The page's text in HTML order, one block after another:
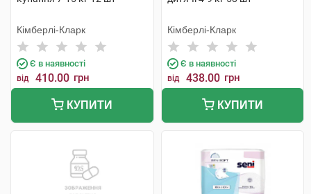
Кімберлі-Кларк
Є в наявності
від 410.00 грн
КУПИТИ
Кімберлі-Кларк
Є в наявності
від 438.00 грн
КУПИТИ